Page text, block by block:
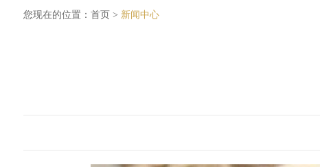
您现在的位置： 首页 > 新闻中心